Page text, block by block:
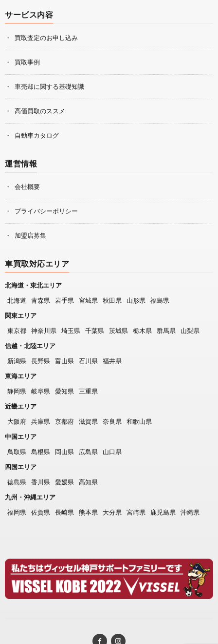
サービス内容
買取査定のお申し込み
買取事例
車売却に関する基礎知識
高価買取のススメ
自動車カタログ
運営情報
会社概要
プライバシーポリシー
加盟店募集
車買取対応エリア
北海道・東北エリア
北海道
青森県 岩手県 宮城県 秋田県 山形県
福島県
関東エリア
東京都
神奈川県 埼玉県 千葉県 茨城県 栃木県 群馬県
山梨県
信越・北陸エリア
新潟県
長野県 富山県 石川県
福井県
東海エリア
静岡県
岐阜県 愛知県
三重県
近畿エリア
大阪府
兵庫県 京都府 滋賀県 奈良県
和歌山県
中国エリア
鳥取県
島根県 岡山県 広島県
山口県
四国エリア
徳島県
香川県 愛媛県
高知県
九州・沖縄エリア
福岡県
佐賀県 長崎県 熊本県 大分県 宮崎県 鹿児島県 沖縄県